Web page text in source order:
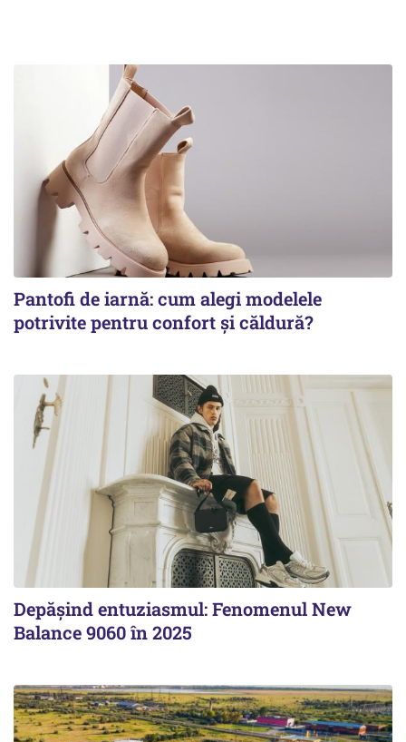
Pantofi de iarnă: cum alegi modelele
potrivite pentru confort și căldură?
Depășind entuziasmul: Fenomenul New
Balance 9060 în 2025